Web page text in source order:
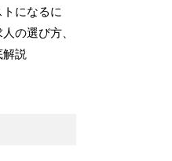
になるに
の選び方、
説